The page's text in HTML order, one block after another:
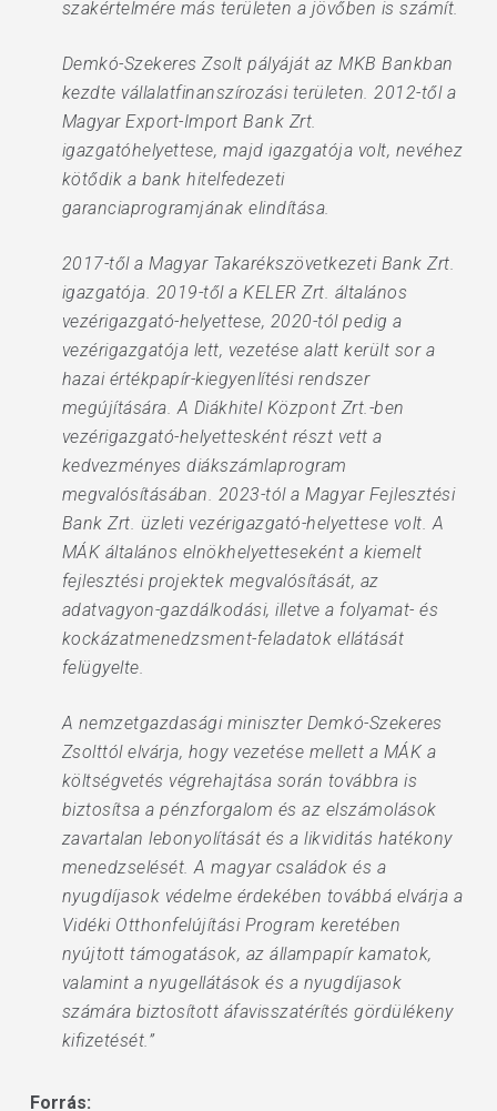
szakértelmére más területen a jövőben is számít.
Demkó-Szekeres Zsolt pályáját az MKB Bankban
kezdte vállalatfinanszírozási területen. 2012-től a
Magyar Export-Import Bank Zrt.
igazgatóhelyettese, majd igazgatója volt, nevéhez
kötődik a bank hitelfedezeti
garanciaprogramjának elindítása.
2017-től a Magyar Takarékszövetkezeti Bank Zrt.
igazgatója. 2019-től a KELER Zrt. általános
vezérigazgató-helyettese, 2020-tól pedig a
vezérigazgatója lett, vezetése alatt került sor a
hazai értékpapír-kiegyenlítési rendszer
megújítására. A Diákhitel Központ Zrt.-ben
vezérigazgató-helyettesként részt vett a
kedvezményes diákszámlaprogram
megvalósításában. 2023-tól a Magyar Fejlesztési
Bank Zrt. üzleti vezérigazgató-helyettese volt. A
MÁK általános elnökhelyetteseként a kiemelt
fejlesztési projektek megvalósítását, az
adatvagyon-gazdálkodási, illetve a folyamat- és
kockázatmenedzsment-feladatok ellátását
felügyelte.
A nemzetgazdasági miniszter Demkó-Szekeres
Zsolttól elvárja, hogy vezetése mellett a MÁK a
költségvetés végrehajtása során továbbra is
biztosítsa a pénzforgalom és az elszámolások
zavartalan lebonyolítását és a likviditás hatékony
menedzselését. A magyar családok és a
nyugdíjasok védelme érdekében továbbá elvárja a
Vidéki Otthonfelújítási Program keretében
nyújtott támogatások, az állampapír kamatok,
valamint a nyugellátások és a nyugdíjasok
számára biztosított áfavisszatérítés gördülékeny
kifizetését.”
Forrás: